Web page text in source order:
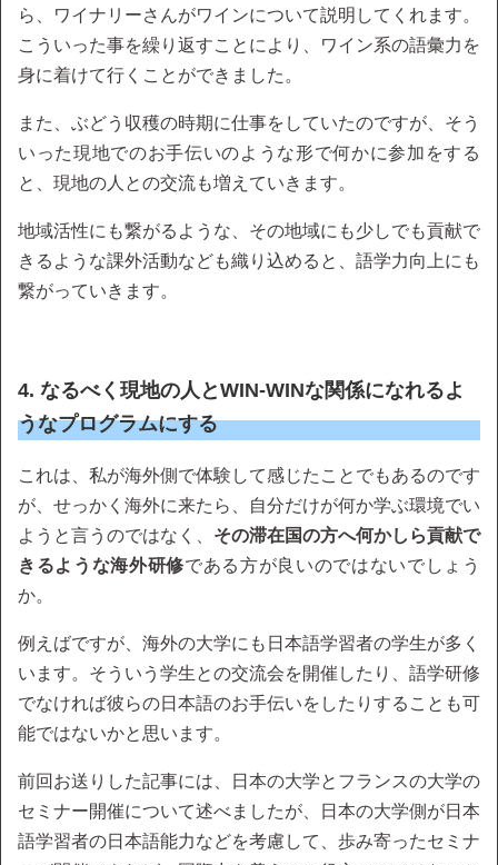
ら、ワイナリーさんがワインについて説明してくれます。
こういった事を繰り返すことにより、ワイン系の語彙力を
身に着けて行くことができました。
また、ぶどう収穫の時期に仕事をしていたのですが、そう
いった現地でのお手伝いのような形で何かに参加をする
と、現地の人との交流も増えていきます。
地域活性にも繋がるような、その地域にも少しでも貢献で
きるような課外活動なども織り込めると、語学力向上にも
繋がっていきます。
4. なるべく現地の人とWIN-WINな関係になれるよ
うなプログラムにする
これは、私が海外側で体験して感じたことでもあるのです
が、せっかく海外に来たら、自分だけが何か学ぶ環境でい
ようと言うのではなく、 その滞在国の方へ何かしら貢献で
きるような海外研修である方が良いのではないでしょう
か。
例えばですが、海外の大学にも日本語学習者の学生が多く
います。そういう学生との交流会を開催したり、語学研修
でなければ彼らの日本語のお手伝いをしたりすることも可
能ではないかと思います。
前回お送りした記事には、日本の大学とフランスの大学の
セミナー開催について述べましたが、日本の大学側が日本
語学習者の日本語能力などを考慮して、歩み寄ったセミナ